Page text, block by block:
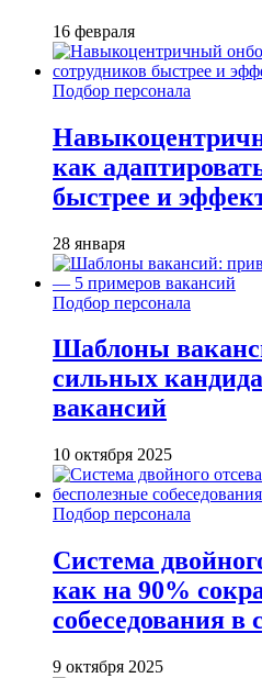
16 февраля
Подбор персонала
как
быстрее и
28 января
Подбор персонала
Шаблоны
сильных
вакансий
10 октября 2025
Подбор персонала
Система
как на 90%
собеседования в
9 октября 2025